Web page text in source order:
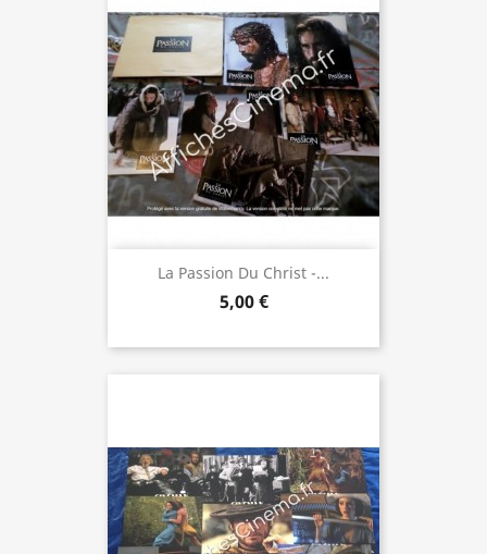
La Passion Du Christ -...
5,00 €